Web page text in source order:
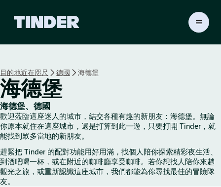
r
目的地近在咫尺 德國 海德堡
海德堡
海德堡、德國
歡迎蒞臨這座迷人的城市，結交各種有趣的新朋友：海德堡。無論
你原本就住在這座城市，還是打算到此一遊，只要打開 Tinder，就
能找到眾多當地的新朋友。
趕緊把 Tinder 的配對功能用好用滿，找個人陪你探索精彩夜生活、
到酒吧喝一杯，或在附近的咖啡廳享受咖啡。若你想找人陪你來趟
觀光之旅，或重新認識這座城市，我們都能為你尋找最佳的冒險隊
友。